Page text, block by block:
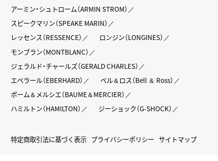
アーミン・シュトローム（ARMIN STROM）
スピークマリン（SPEAKE MARIN）
レッセンス（RESSENCE）
ロンジン（LONGINES）
モンブラン（MONTBLANC）
ジェラルド・チャールズ（GERALD CHARLES）
エベラール（EBERHARD）
ベル＆ロス（Bell ＆ Ross）
ボーム＆メルシエ（BAUME＆MERCIER）
ハミルトン（HAMILTON）
ジーショック（G-SHOCK）
特定商取引法に基づく表示 プライバシーポリシー サイトマップ